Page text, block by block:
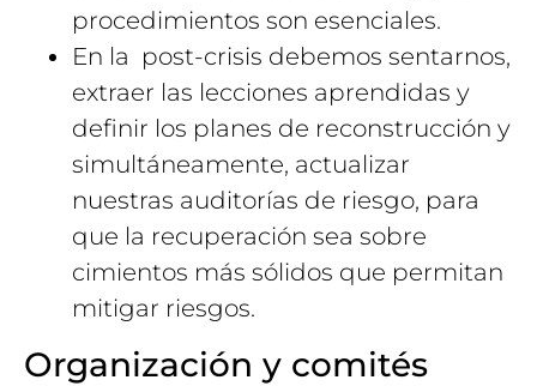
procedimientos son esenciales.
En la post-crisis debemos sentarnos,
extraer las lecciones aprendidas y
definir los planes de reconstrucción y
simultáneamente, actualizar
nuestras auditorías de riesgo, para
que la recuperación sea sobre
cimientos más sólidos que permitan
mitigar riesgos.
Organización y comités